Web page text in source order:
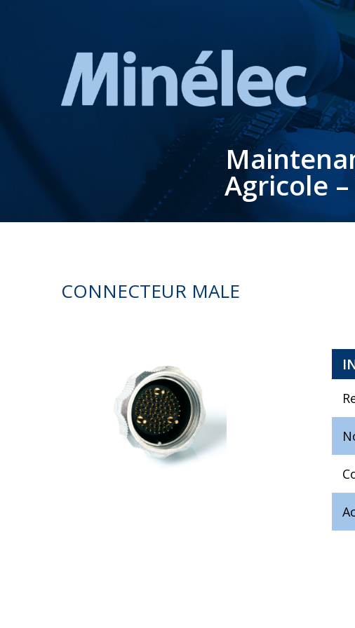
Agricole
CONNECTEUR MALE